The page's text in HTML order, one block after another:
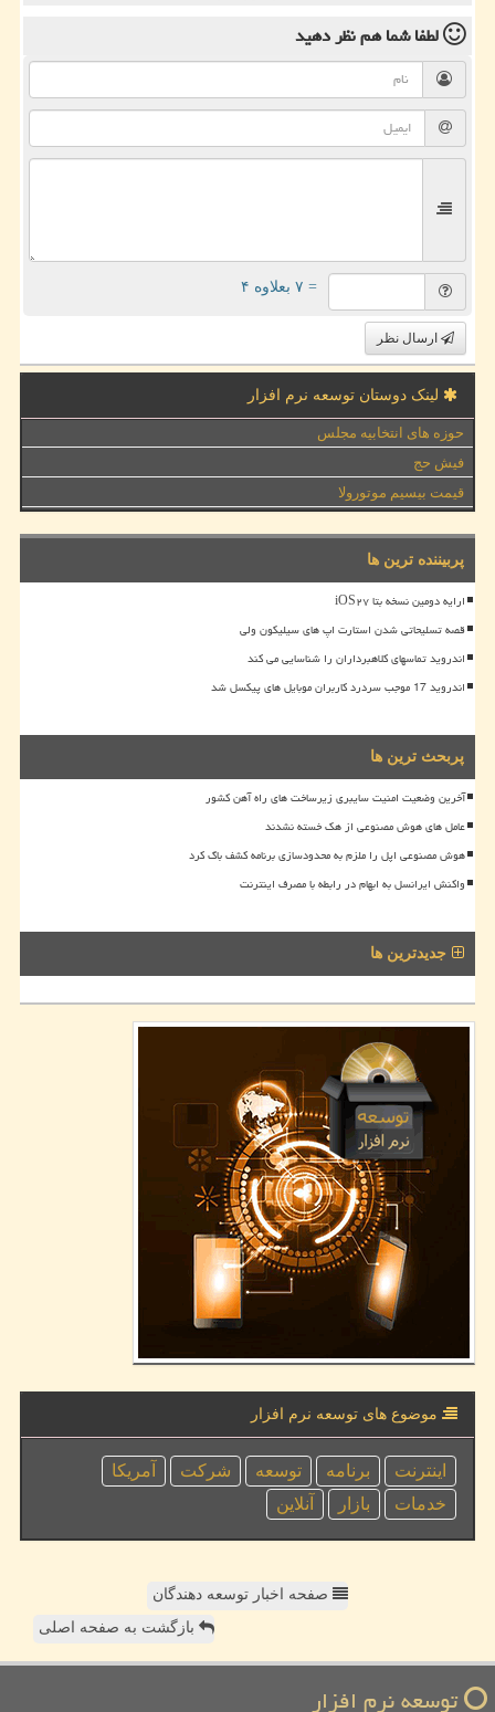
لطفا شما همنظر دهید
= ۷ بعلاوه ۴
ارسال نظر
لینک دوستان توسعه نرم افزار
حوزه های انتخابیه مجلس
فیش حج
قیمت بیسیم موتورولا
پربیننده ترین ها
ارایه دومین نسخه بتا iOS۲۷
قصه تسلیحاتی شدن استارت اپ های سیلیکون ولی
اندروید تماسهای کلاهبرداران را شناسایی می کند
اندروید 17 موجب سردرد کاربران موبایل های پیکسل شد
پربحث ترین ها
آخرین وضعیت امنیت سایبری زیرساخت های راه آهن کشور
عامل های هوش مصنوعی از هک خسته نشدند
هوش مصنوعی اپل را ملزم به محدودسازی برنامه کشف باگ کرد
واکنش ایرانسل به ابهام در رابطه با مصرف اینترنت
جدیدترین ها
موضوع های توسعه نرم افزار
اینترنت برنامه توسعه شركت
آمریكا
خدمات
بازار آنلاین
صفحه اخبار توسعه دهندگان
بازگشت به صفحه اصلی
توسعه نرم افزار